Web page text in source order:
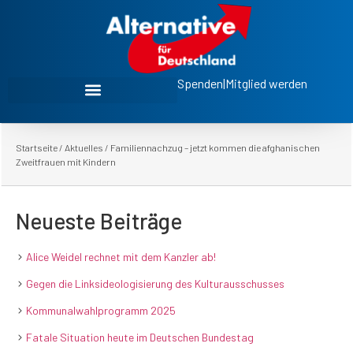
Spenden|Mitglied werden
Startseite / Aktuelles / Familiennachzug – jetzt kommen die afghanischen
Zweitfrauen mit Kindern
Neueste Beiträge
Alice Weidel rechnet mit dem Kanzler ab!
Gegen die Linksideologisierung des Kulturausschusses
Kommunalwahlprogramm 2025
Fatale Situation heute im Deutschen Bundestag